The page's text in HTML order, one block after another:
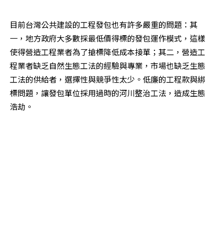
目前台灣公共建設的工程發包也有許多嚴重的問題：其
一，地方政府大多數採最低價得標的發包運作模式，這樣
使得營造工程業者為了搶標降低成本接單；其二，營造工
程業者缺乏自然生態工法的經驗與專業，市場也缺乏生態
工法的供給者，選擇性與競爭性太少。低廉的工程款與綁
標問題，讓發包單位採用過時的河川整治工法，造成生態
浩劫。